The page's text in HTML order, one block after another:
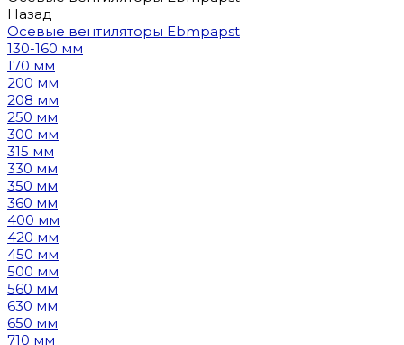
Назад
Осевые вентиляторы Ebmpapst
130-160 мм
170 мм
200 мм
208 мм
250 мм
300 мм
315 мм
330 мм
350 мм
360 мм
400 мм
420 мм
450 мм
500 мм
560 мм
630 мм
650 мм
710 мм